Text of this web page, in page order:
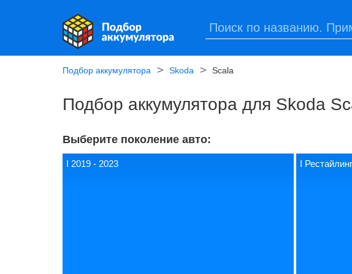
Подбор аккумулятора Skoda Scala
Подбор аккумулятора для Skoda
Выберите поколение авто:
I 2019 - 2023 I